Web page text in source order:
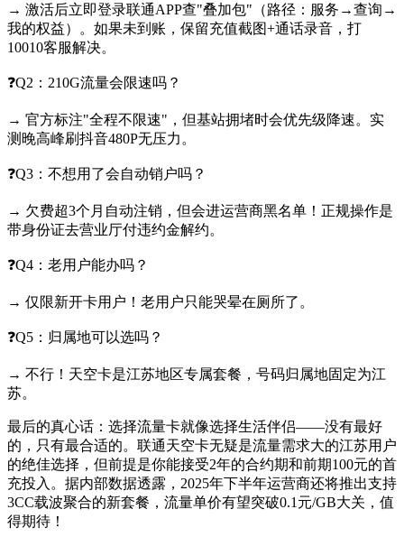
→ 激活后立即登录联通APP查"叠加包"（路径：服务→查询→
我的权益）。如果未到账，保留充值截图+通话录音，打
10010客服解决。
❓Q2：210G流量会限速吗？
→ 官方标注"全程不限速"，但基站拥堵时会优先级降速。实
测晚高峰刷抖音480P无压力。
❓Q3：不想用了会自动销户吗？
→ 欠费超3个月自动注销，但会进运营商黑名单！正规操作是
带身份证去营业厅付违约金解约。
❓Q4：老用户能办吗？
→ 仅限新开卡用户！老用户只能哭晕在厕所了。
❓Q5：归属地可以选吗？
→ 不行！天空卡是江苏地区专属套餐，号码归属地固定为江
苏。
最后的真心话：选择流量卡就像选择生活伴侣——没有最好
的，只有最合适的。联通天空卡无疑是流量需求大的江苏用户
的绝佳选择，但前提是你能接受2年的合约期和前期100元的首
充投入。据内部数据透露，2025年下半年运营商还将推出支持
3CC载波聚合的新套餐，流量单价有望突破0.1元/GB大关，值
得期待！